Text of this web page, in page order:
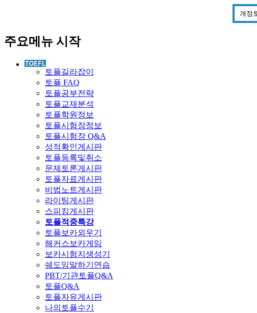
주요메뉴 시작
토플길라잡이
토플 FAQ
토플공부전략
토플교재분석
토플학원정보
토플시험장정보
토플시험장 Q&A
성적확인게시판
토플등록및취소
문제토론게시판
토플자료게시판
비법노트게시판
라이팅게시판
스피킹게시판
토플적중특강
토플보카외우기
해커스보카게임
보카시험지생성기
쉐도잉말하기연습
PBT/기관토플Q&A
토플Q&A
토플자유게시판
나의토플수기